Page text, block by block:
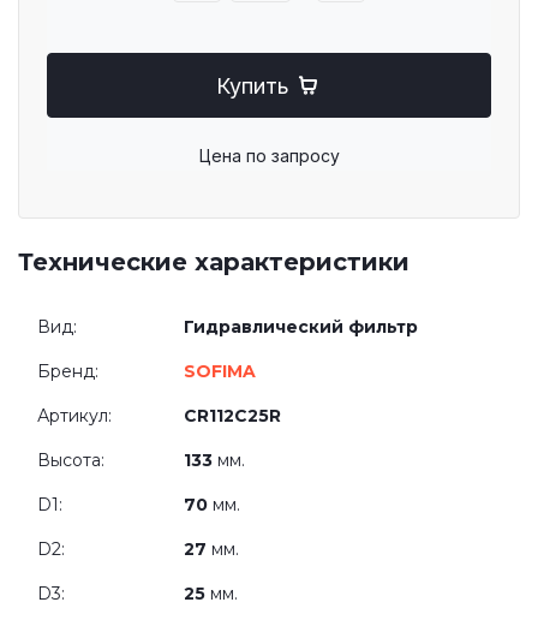
Купить
Цена по запросу
Технические характеристики
Вид: Гидравлический фильтр
Бренд: SOFIMA
Артикул: CR112C25R
Высота: 133 мм.
D1: 70 мм.
D2: 27 мм.
D3: 25 мм.